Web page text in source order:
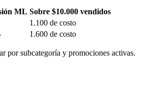
ML Sobre $10.000 vendidos
1.100 de costo
1.600 de costo
por subcategoría y promociones activas.